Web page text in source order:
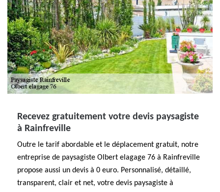
Recevez gratuitement votre devis paysagiste
à Rainfreville
Outre le tarif abordable et le déplacement gratuit, notre
entreprise de paysagiste Olbert elagage 76 à Rainfreville
propose aussi un devis à 0 euro. Personnalisé, détaillé,
transparent, clair et net, votre devis paysagiste à